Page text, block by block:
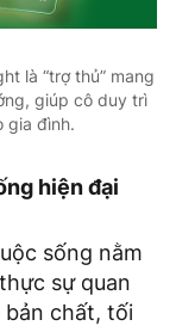
là “trợ thủ” mang
giúp cô duy trì
gia đình.
hiện đại
sống nằm
sự quan
bản chất, tối